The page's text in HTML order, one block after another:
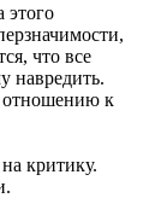
этого
что все
навредить.
отношению к
критику.